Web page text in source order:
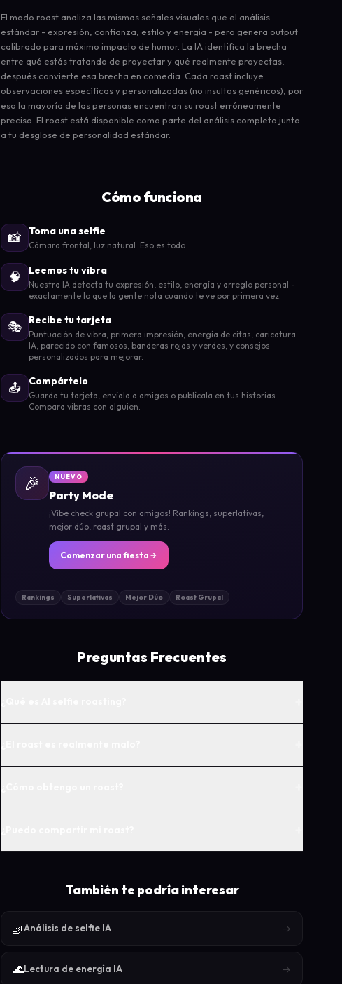
El modo roast analiza las mismas señales visuales que el análisis
estándar - expresión, confianza, estilo y energía - pero genera output
calibrado para máximo impacto de humor. La IA identifica la brecha
entre qué estás tratando de proyectar y qué realmente proyectas,
después convierte esa brecha en comedia. Cada roast incluye
observaciones específicas y personalizadas (no insultos genéricos), por
eso la mayoría de las personas encuentran su roast erróneamente
preciso. El roast está disponible como parte del análisis completo junto
a tu desglose de personalidad estándar.
Cómo funciona
📸 Toma una selfie
Cámara frontal, luz natural. Eso es todo.
🧠 Leemos tu vibra
Nuestra IA detecta tu expresión, estilo, energía y arreglo personal -
exactamente lo que la gente nota cuando te ve por primera vez.
🎭 Recibe tu tarjeta
Puntuación de vibra, primera impresión, energía de citas, caricatura
IA, parecido con famosos, banderas rojas y verdes, y consejos
personalizados para mejorar.
📤 Compártelo
Guarda tu tarjeta, envíala a amigos o publícala en tus historias.
Compara vibras con alguien.
🎉 NUEVO
Party Mode
¡Vibe check grupal con amigos! Rankings, superlativas,
mejor dúo, roast grupal y más.
Comenzar una fiesta
Rankings Superlativas Mejor Dúo Roast Grupal
Preguntas Frecuentes
También te podría interesar
🤳Análisis de selfie IA →
🌊Lectura de energía IA →